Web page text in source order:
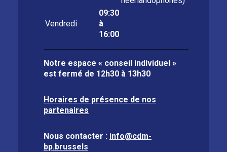
Vendredi
09:30
à
16:00
Notre espace « conseil individuel »
est fermé de 12h30 à 13h30
Horaires de présence de nos
partenaires
Nous contacter : info@cdm-
bp.brussels